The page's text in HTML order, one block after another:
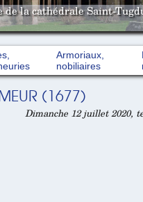
la cathédrale Saint-
Armoriaux,
nobiliaires
(1677)
Dimanche 12 juillet 2020,